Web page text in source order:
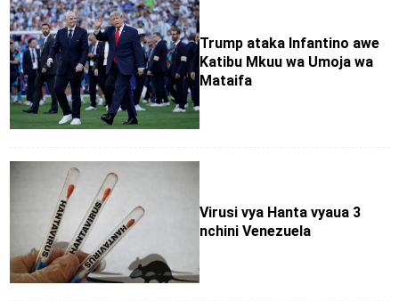
Trump ataka Infantino awe
Katibu Mkuu wa Umoja wa
Mataifa
Virusi vya Hanta vyaua 3
nchini Venezuela